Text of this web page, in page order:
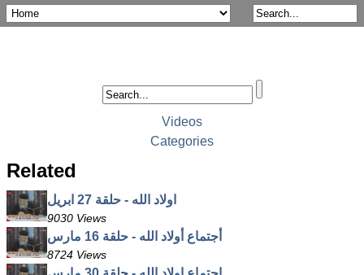
Videos
Categories
Related
اولاد الله - حلقة 27 ابريل
9030 Views
أجتماع أولاد الله - حلقة 16 مارس
8724 Views